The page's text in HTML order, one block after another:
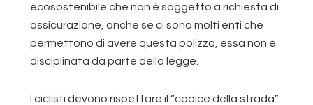
ecosostenibile che non è soggetto a richiesta di
assicurazione, anche se ci sono molti enti che
permettono di avere questa polizza, essa non è
disciplinata da parte della legge.
I ciclisti devono rispettare il “codice della strada”